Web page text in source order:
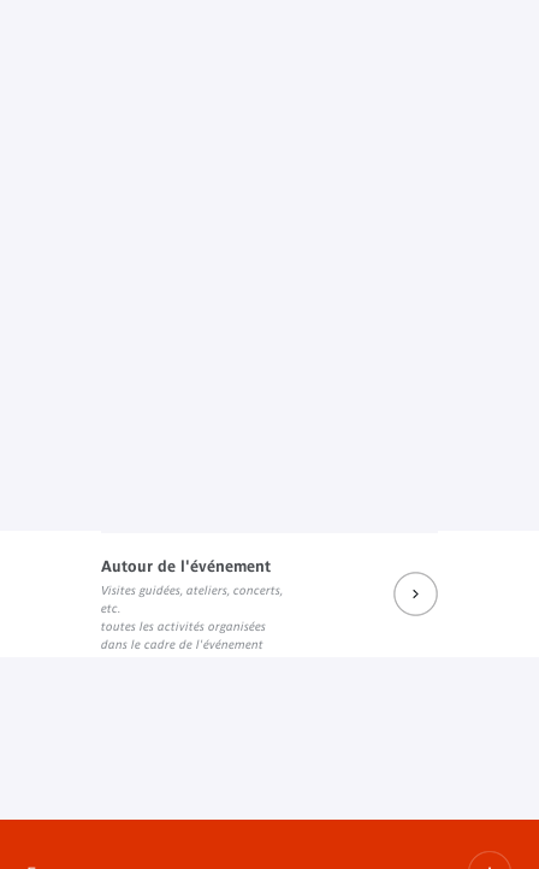
Autour de l'événement
Visites guidées, ateliers, concerts,
etc.
toutes les activités organisées
dans le cadre de l'événement